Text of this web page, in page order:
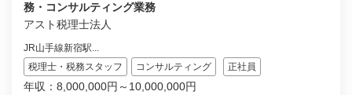
務・コンサルティング業務
アスト税理士法人
JR山手線新宿駅...
税理士・税務スタッフ
コンサルティング 正社員
年収：8,000,000円～10,000,000円